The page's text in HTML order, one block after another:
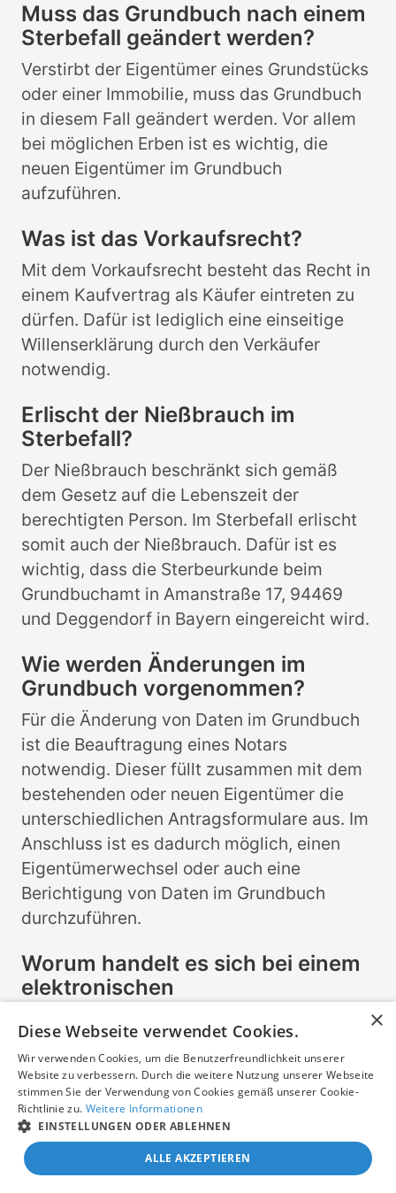
Muss das Grundbuch nach einem
Sterbefall geändert werden?
Verstirbt der Eigentümer eines Grundstücks
oder einer Immobilie, muss das Grundbuch
in diesem Fall geändert werden. Vor allem
bei möglichen Erben ist es wichtig, die
neuen Eigentümer im Grundbuch
aufzuführen.
Was ist das Vorkaufsrecht?
Mit dem Vorkaufsrecht besteht das Recht in
einem Kaufvertrag als Käufer eintreten zu
dürfen. Dafür ist lediglich eine einseitige
Willenserklärung durch den Verkäufer
notwendig.
Erlischt der Nießbrauch im
Sterbefall?
Der Nießbrauch beschränkt sich gemäß
dem Gesetz auf die Lebenszeit der
berechtigten Person. Im Sterbefall erlischt
somit auch der Nießbrauch. Dafür ist es
wichtig, dass die Sterbeurkunde beim
Grundbuchamt in Amanstraße 17, 94469
und Deggendorf in Bayern eingereicht wird.
Wie werden Änderungen im
Grundbuch vorgenommen?
Für die Änderung von Daten im Grundbuch
ist die Beauftragung eines Notars
notwendig. Dieser füllt zusammen mit dem
bestehenden oder neuen Eigentümer die
unterschiedlichen Antragsformulare aus. Im
Anschluss ist es dadurch möglich, einen
Eigentümerwechsel oder auch eine
Berichtigung von Daten im Grundbuch
durchzuführen.
Worum handelt es sich bei einem
elektronischen
Seit mehreren Jahren werden die
Grundbücher elektronisch geführt und
können auch elektronisch abgerufen
werden. Der elektronische Zugriff ist jedoch
nur speziellen Berufsgruppen wie Notaren
und anderen gestattet, die im Rahmen Ihrer
×
Diese Webseite verwendet Cookies.
Wir verwenden Cookies, um die Benutzerfreundlichkeit unserer
Website zu verbessern. Durch die weitere Nutzung unserer Webseite
stimmen Sie der Verwendung von Cookies gemäß unserer Cookie-
Richtlinie zu. Weitere Informationen
EINSTELLUNGEN ODER ABLEHNEN
ALLE AKZEPTIEREN